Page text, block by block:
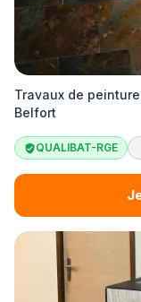
Travaux de
Belfort
QUALIBAT-RGE